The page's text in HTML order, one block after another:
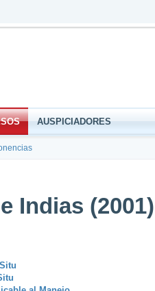
AUSPICIADORES
Indias (2001)